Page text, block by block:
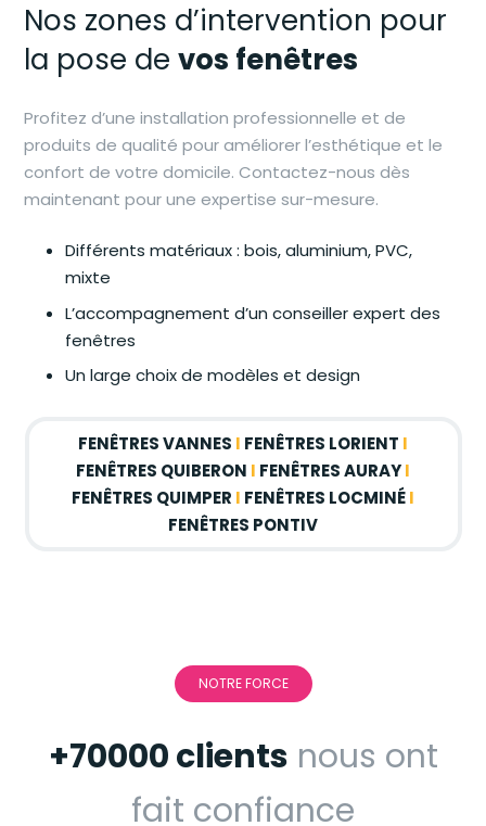
Nos zones d’intervention pour
la pose devos fenêtres
Profitez d’une installation professionnelle et de
produits de qualité pour améliorer l’esthétique et le
confort de votre domicile. Contactez-nous dès
maintenant pour une expertise sur-mesure.
Différents matériaux : bois, aluminium, PVC,
mixte
L’accompagnement d’un conseiller expert des
fenêtres
Un large choix de modèles et design
FENÊTRES VANNES I FENÊTRES LORIENT I
FENÊTRES QUIBERON I FENÊTRES AURAYI
FENÊTRES QUIMPER I FENÊTRES LOCMINÉI
FENÊTRES PONTIV
NOTRE FORCE
+70000 clients nous ont
fait confiance